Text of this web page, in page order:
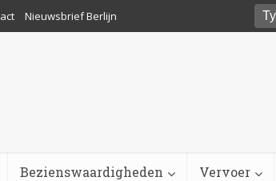
Nieuwsbrief Berlijn
Bezienswaardigheden Vervoer